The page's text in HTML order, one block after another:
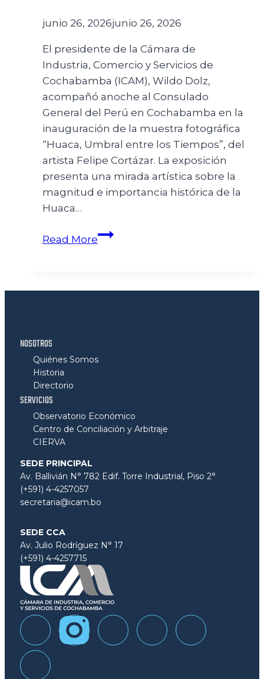
junio 26, 2026junio 26, 2026
El presidente de la Cámara de
Industria, Comercio y Servicios de
Cochabamba (ICAM), Wildo Dolz,
acompañó anoche al Consulado
General del Perú en Cochabamba en la
inauguración de la muestra fotográfica
“Huaca, Umbral entre los Tiempos”, del
artista Felipe Cortázar. La exposición
presenta una mirada artística sobre la
magnitud e importancia histórica de la
Huaca…
Read More
NOSOTROS
Quiénes Somos
Historia
Directorio
SERVICIOS
Observatorio Económico
Centro de Conciliación y Arbitraje
CIERVA
SEDE PRINCIPAL
Av. Ballivián N° 782 Edif. Torre Industrial, Piso 2°
(+591) 4-4257057
secretaria@icam.bo
SEDE CCA
Av. Julio Rodríguez N° 17
(+591) 4-4257715